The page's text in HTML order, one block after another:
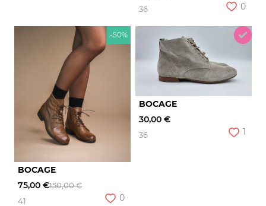
36 0
-50%
BOCAGE
75,00 €150,00 €
41
0
BOCAGE
30,00 €
36 1